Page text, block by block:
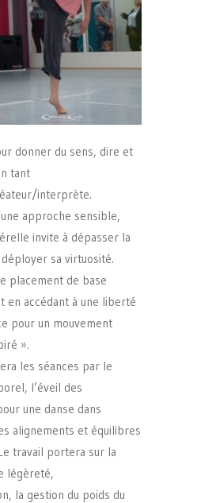
donner du sens, dire et
tant
interprète.
approche sensible,
invite à dépasser la
sa virtuosité.
placement de base
en accédant à une liberté
pour un mouvement
».
les séances par le
l’éveil des
une danse dans
alignements et équilibres
travail portera sur la
légèreté,
la gestion du poids du